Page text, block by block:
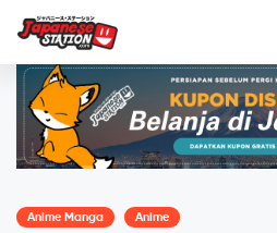
Anime Manga Anime